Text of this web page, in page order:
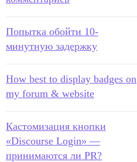
Попытка обойти 10-
минутную задержку
How best to display badges on
my forum & website
Кастомизация кнопки
«Discourse Login» —
принимаются ли PR?